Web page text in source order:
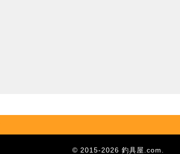
© 2015-2026 釣具屋.com.